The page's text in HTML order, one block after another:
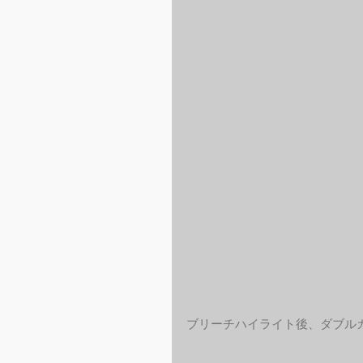
ブリーチハイライト後、ダブル